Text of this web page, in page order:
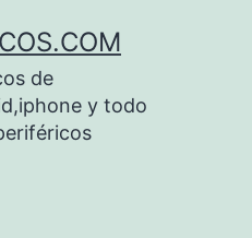
de
y todo